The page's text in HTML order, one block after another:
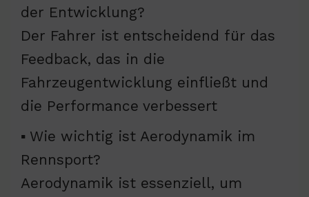
der Entwicklung?
Der Fahrer ist entscheidend für das
Feedback, das in die
Fahrzeugentwicklung einfließt und
die Performance verbessert
▪ Wie wichtig ist Aerodynamik im
Rennsport?
Aerodynamik ist essenziell, um